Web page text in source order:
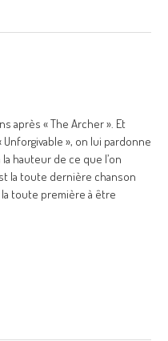
après « The Archer ». Et
», on lui pardonne
hauteur de ce que l’on
la toute dernière chanson
toute première à être